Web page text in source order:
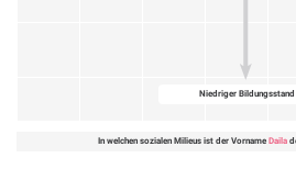
Niedriger Bildungsstand
In welchen sozialen Milieus ist der Vorname Daila